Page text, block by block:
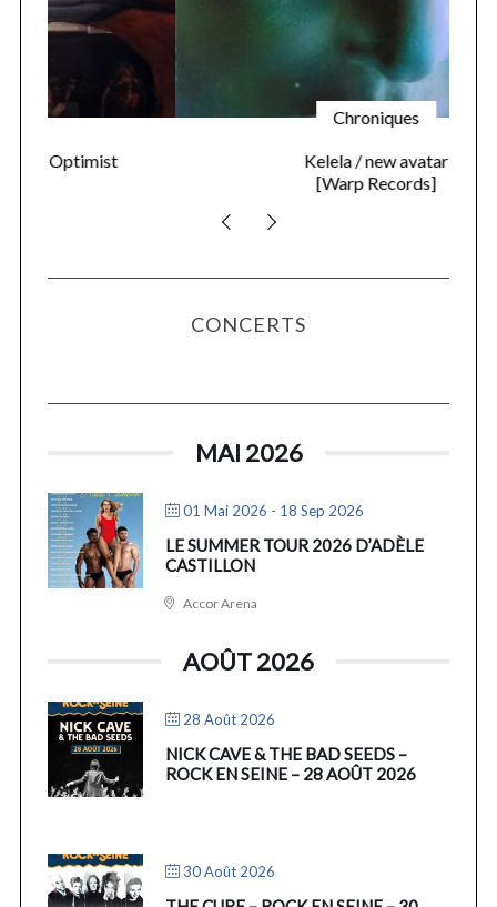
Chroniques
Kelela / new avatar
CONCERTS
MAI 2026
01 Mai 2026 - 18 Sep 2026
LE SUMMER TOUR 2026 D’ADÈLE
CASTILLON
Accor Arena
AOÛT 2026
28 Août 2026
NICK CAVE & THE BAD SEEDS –
ROCK EN SEINE – 28 AOÛT 2026
30 Août 2026